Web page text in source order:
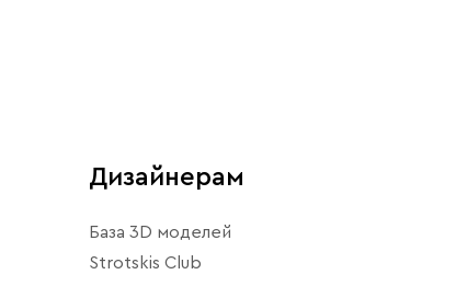
Дизайнерам
База 3D моделей
Strotskis Club